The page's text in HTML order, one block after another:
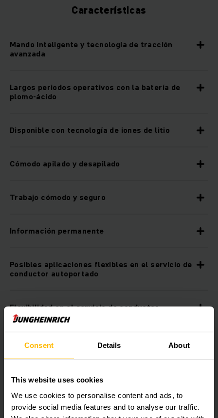
Consent Details About
This website uses cookies
We use cookies to personalise content and ads, to
provide social media features and to analyse our traffic.
Características
Mando inteligente y tecnología de tracción
avanzada
Largos periodos operativos con la batería de
plomo-ácido
Disponible con tecnología de iones de litio
Cómodo apilado y desapilado
Trabajo cómodo y seguro
Información permanente
Posibles aplicaciones flexibles en el servicio de
conductor autoportado
Flexibilidad en el servicio de conductor
acompañante
Versatilidad gracias a la elevación de brazos
porteadores
Equipamiento adicional